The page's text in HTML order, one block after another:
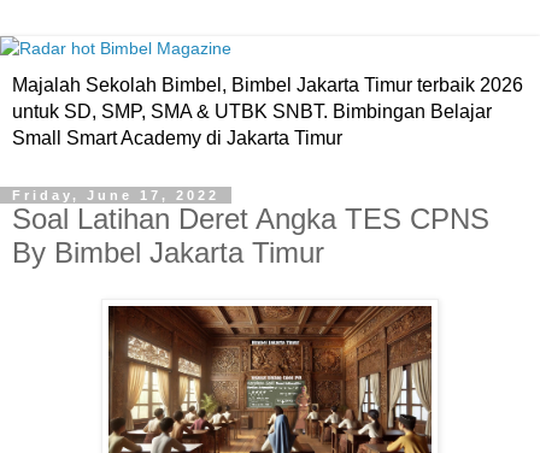
Majalah Sekolah Bimbel, Bimbel Jakarta Timur terbaik 2026
untuk SD, SMP, SMA & UTBK SNBT. Bimbingan Belajar
Small Smart Academy di Jakarta Timur
Friday, June 17, 2022
Soal Latihan Deret Angka TES CPNS
By Bimbel Jakarta Timur